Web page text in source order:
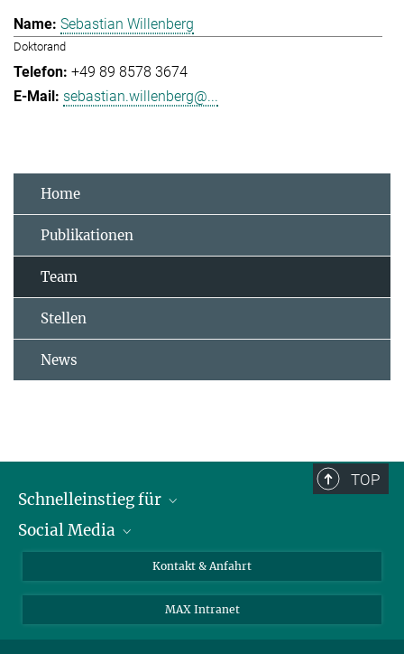
Sebastian Willenberg
Doktorand
+49 89 8578 3674
sebastian.willenberg@...
Home
Publikationen
Team
Stellen
News
TOP
Schnelleinstieg für
Journalist*innen
Bewerbende
Social Media
Instagram
LinkedIn
Kontakt & Anfahrt
MAX Intranet